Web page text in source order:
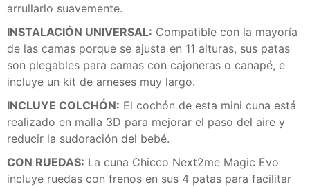
arrullarlo suavemente.
INSTALACIÓN UNIVERSAL: Compatible con la mayoría
de las camas porque se ajusta en 11 alturas, sus patas
son plegables para camas con cajoneras o canapé, e
incluye un kit de arneses muy largo.
INCLUYE COLCHÓN: El cochón de esta mini cuna está
realizado en malla 3D para mejorar el paso del aire y
reducir la sudoración del bebé.
CON RUEDAS: La cuna Chicco Next2me Magic Evo
incluye ruedas con frenos en sus 4 patas para facilitar